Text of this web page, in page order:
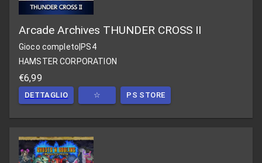
Arcade Archives THUNDER CROSS II
Gioco completo PS4
HAMSTER CORPORATION
€6,99
DETTAGLIO ☆ PS STORE